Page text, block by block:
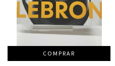
COMPRAR